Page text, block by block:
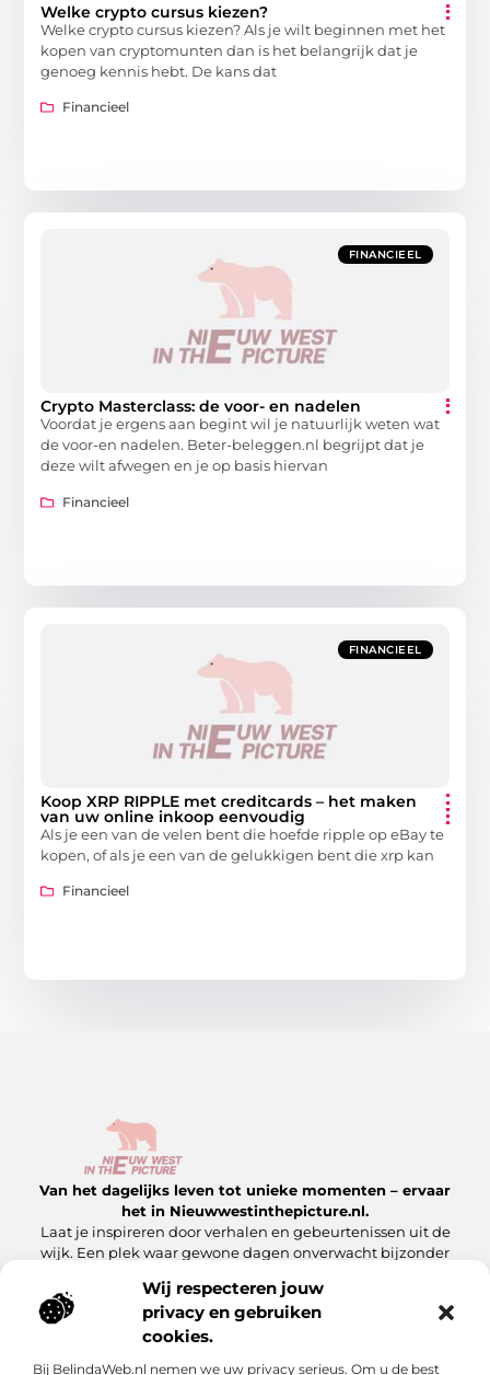
Wij respecteren jouw
privacy en gebruiken
cookies.
Bij BelindaWeb.nl nemen we uw privacy serieus. Om u de best
Welke crypto cursus kiezen?
Welke crypto cursus kiezen? Als je wilt beginnen met het
kopen van cryptomunten dan is het belangrijk dat je
genoeg kennis hebt. De kans dat
Financieel
FINANCIEEL
Crypto Masterclass: de voor- en nadelen
Voordat je ergens aan begint wil je natuurlijk weten wat
de voor-en nadelen. Beter-beleggen.nl begrijpt dat je
deze wilt afwegen en je op basis hiervan
Financieel
FINANCIEEL
Koop XRP RIPPLE met creditcards – het maken
van uw online inkoop eenvoudig
Als je een van de velen bent die hoefde ripple op eBay te
kopen, of als je een van de gelukkigen bent die xrp kan
Financieel
Van het dagelijks leven tot unieke momenten – ervaar
het in Nieuwwestinthepicture.nl.
Laat je inspireren door verhalen en gebeurtenissen uit de
wijk. Een plek waar gewone dagen onverwacht bijzonder
Onze informatie